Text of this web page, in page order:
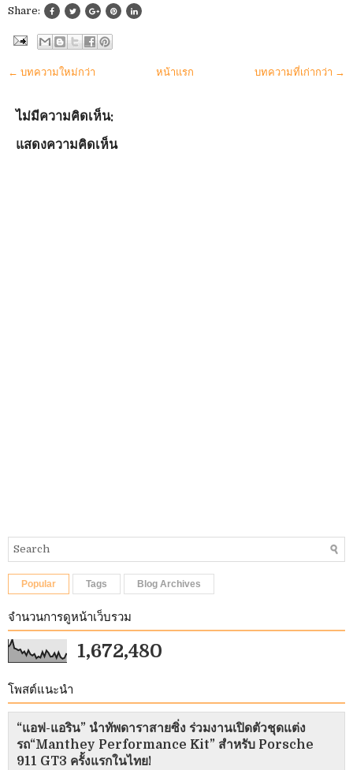
Share:
← บทความใหม่กว่า บทความที่เก่ากว่า →
หน้าแรก
ไม่มีความคิดเห็น:
แสดงความคิดเห็น
Popular Tags Blog Archives
จำนวนการดูหน้าเว็บรวม
1,672,480
โพสต์แนะนำ
“แอฟ-แอริน” นำทัพดาราสายซิ่ง ร่วมงานเปิดตัวชุดแต่ง
รถ“Manthey Performance Kit” สำหรับ Porsche
911 GT3 ครั้งแรกในไทย!